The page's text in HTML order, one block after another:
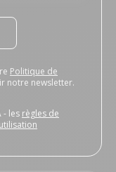
Politique de
notre newsletter.
- les règles de